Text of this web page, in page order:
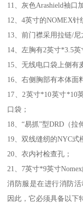
11、灰色Arashield袖口
12、4英寸的NOMEX针
13、前门襟采用拉链/尼
14、左胸有2英寸*3.5
15、无线电口袋上侧有
16、右侧胸部有本体面
17、2英寸*10英寸*10
口袋；
18、“易抓”型DRD（拉
19、双线缝纫的NYC式
20、衣内衬检查孔；
21、7英寸*9英寸Nomex
消防服是在进行消防活
因此，它必须具备以下